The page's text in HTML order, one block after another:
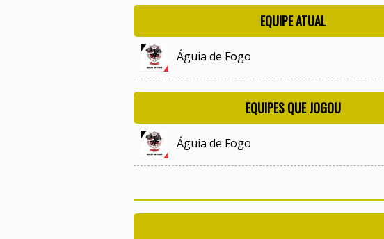
EQUIPE ATUAL
Águia de Fogo
EQUIPES QUE JOGOU
Águia de Fogo